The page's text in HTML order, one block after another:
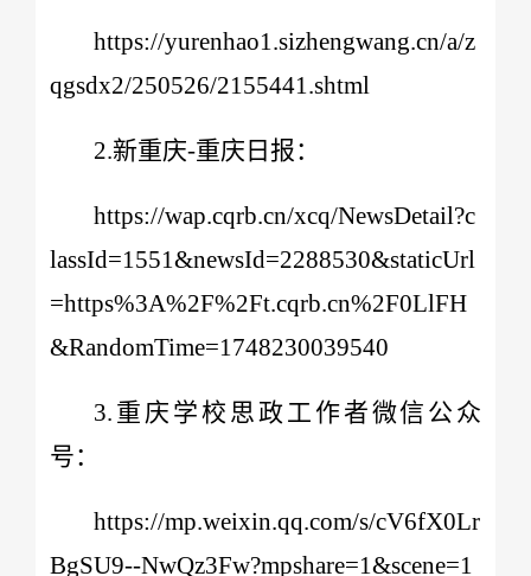
https://yurenhao1.sizhengwang.cn/a/z
qgsdx2/250526/2155441.shtml
2.新重庆-重庆日报：
https://wap.cqrb.cn/xcq/NewsDetail?c
lassId=1551&newsId=2288530&staticUrl
=https%3A%2F%2Ft.cqrb.cn%2F0LlFH
&RandomTime=1748230039540
3.重庆学校思政工作者微信公众
号：
https://mp.weixin.qq.com/s/cV6fX0Lr
BgSU9--NwQz3Fw?mpshare=1&scene=1